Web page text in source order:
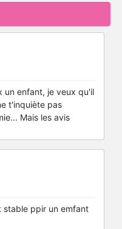
un enfant, je veux qu'il
t'inquiète pas
Mais les avis
stable ppir un emfant